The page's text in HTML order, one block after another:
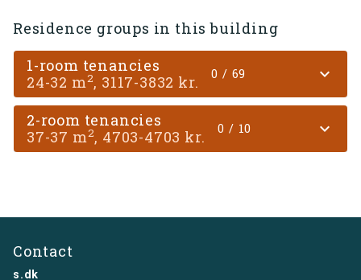
Residence groups in this building
1-room tenancies
24-32 m2, 3117-3832 kr. 0 / 69 expand_more
2-room tenancies
37-37 m2, 4703-4703 kr. 0 / 10 expand_more
Contact
s.dk